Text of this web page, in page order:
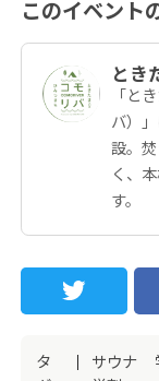
このイベント
とき
「と
バ）
設。
く、
す。
タ
サウナ